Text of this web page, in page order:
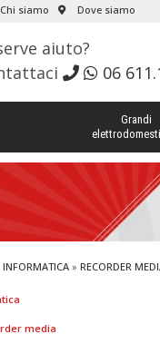
Chi siamo Dove siamo
aiuto?
06
Grandi
INFORMATICA» RECORDER
media